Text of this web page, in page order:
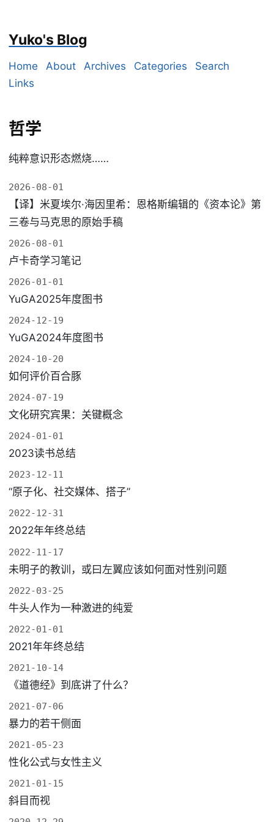
Yuko's Blog
Home About Archives Categories
Search
Links
哲学
纯粹意识形态燃烧……
2026-08-01
【译】米夏埃尔·海因里希：恩格斯编辑的《资本论》第
三卷与马克思的原始手稿
2026-08-01
卢卡奇学习笔记
2026-01-01
YuGA2025年度图书
2024-12-19
YuGA2024年度图书
2024-10-20
如何评价百合豚
2024-07-19
文化研究宾果：关键概念
2024-01-01
2023读书总结
2023-12-11
“原子化、社交媒体、搭子”
2022-12-31
2022年年终总结
2022-11-17
未明子的教训，或曰左翼应该如何面对性别问题
2022-03-25
牛头人作为一种激进的纯爱
2022-01-01
2021年年终总结
2021-10-14
《道德经》到底讲了什么？
2021-07-06
暴力的若干侧面
2021-05-23
性化公式与女性主义
2021-01-15
斜目而视